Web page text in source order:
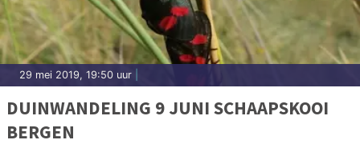
29 mei 2019, 19:50 uur
DUINWANDELING 9 JUNI SCHAAPSKOOI
BERGEN